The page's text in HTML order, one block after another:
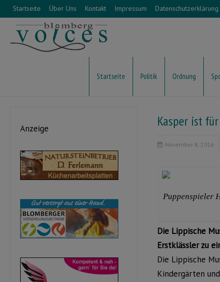
Startseite Über Uns Kontakt Impressum Datenschutzerklärung
Startseite Politik Ordnung
Kasper ist
November 8, 2016
Puppenspieler
Die Lippische
Erstklässler zu
Die Lippische
Kindergärten
Anzeige